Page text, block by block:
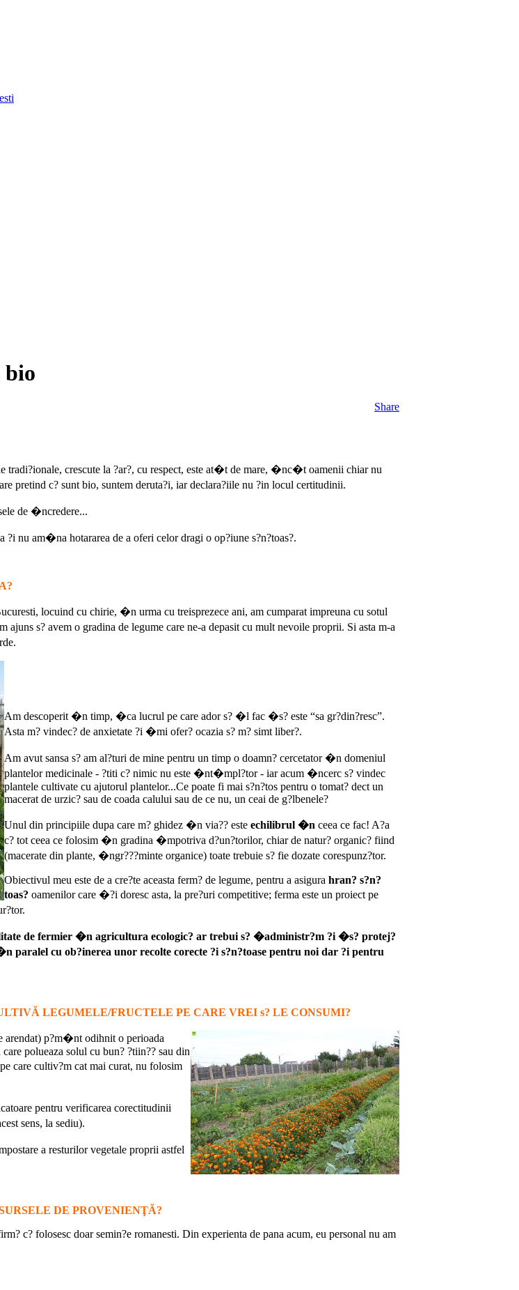
bio
Share
crescute la ?ar?, cu respect, este at�t de mare, �nc�t oamenii chiar nu
pretind c? sunt bio, suntem deruta?i, iar declara?iile nu ?in locul certitudinii.
de �ncredere...
?i nu am�na hotararea de a oferi celor dragi o op?iune s?n?toas?.
locuind cu chirie, �n urma cu treisprezece ani, am cumparat impreuna cu sotul
s? avem o gradina de legume care ne-a depasit cu mult nevoile proprii. Si asta m-a
Am descoperit �n timp, �ca lucrul pe care ador s? �l fac �s? este “sa gr?din?resc”.
Asta m? vindec? de anxietate ?i �mi ofer? ocazia s? m? simt liber?.
Am avut sansa s? am al?turi de mine pentru un timp o doamn? cercetator �n domeniul
plantelor medicinale - ?titi c? nimic nu este �nt�mpl?tor - iar acum �ncerc s? vindec
plantele cultivate cu ajutorul plantelor...Ce poate fi mai s?n?tos pentru o tomat? dect un
macerat de urzic? sau de coada calului sau de ce nu, un ceai de g?lbenele?
Unul din principiile dupa care m? ghidez �n via?? este echilibrul �n ceea ce fac! A?a
c? tot ceea ce folosim �n gradina �mpotriva d?un?torilor, chiar de natur? organic? fiind
(macerate din plante, �ngr???minte organice) toate trebuie s? fie dozate corespunz?tor.
Obiectivul meu este de a cre?te aceasta ferm? de legume, pentru a asigura hran? s?n?
toas? oamenilor care �?i doresc asta, la pre?uri competitive; ferma este un proiect pe
de fermier �n agricultura ecologic? ar trebui s? �administr?m ?i �s? protej?
paralel cu ob?inerea unor recolte corecte ?i s?n?toase pentru noi dar ?i pentru
LEGUMELE/FRUCTELE PE CARE VREI s? LE CONSUMI?
p?m�nt odihnit o perioada
polueaza solul cu bun? ?tiin?? sau din
care cultiv?m cat mai curat, nu folosim
pentru verificarea corectitudinii
sens, la sediu).
a resturilor vegetale proprii astfel
DE PROVENIENŢĂ?
c? folosesc doar semin?e romanesti. Din experienta de pana acum, eu personal nu am